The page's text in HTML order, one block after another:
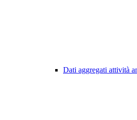
Dati aggregati attività